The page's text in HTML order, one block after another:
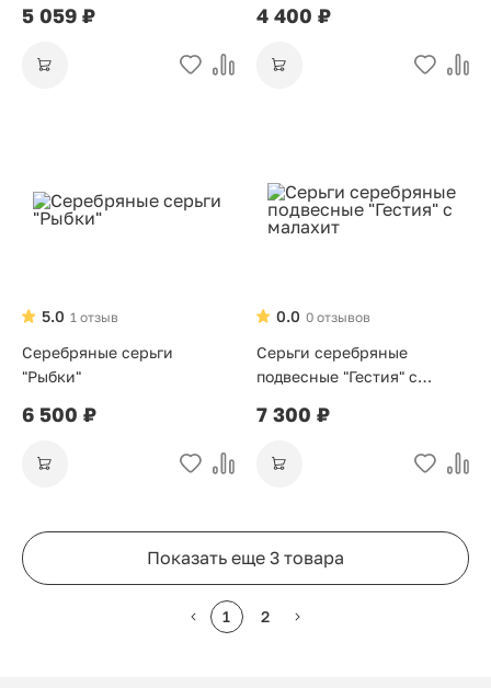
5 059 ₽ 4 400 ₽
1 отзыв
5.0
Серебряные серьги
"Рыбки"
6 500 ₽
0 отзывов
0.0
Серьги серебряные
подвесные "Гестия" с
7 300 ₽
Показать еще 3 товара
1 2